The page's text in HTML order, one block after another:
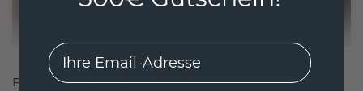
FÜR VERBINDUNGEN GESCHAFFEN
EMail